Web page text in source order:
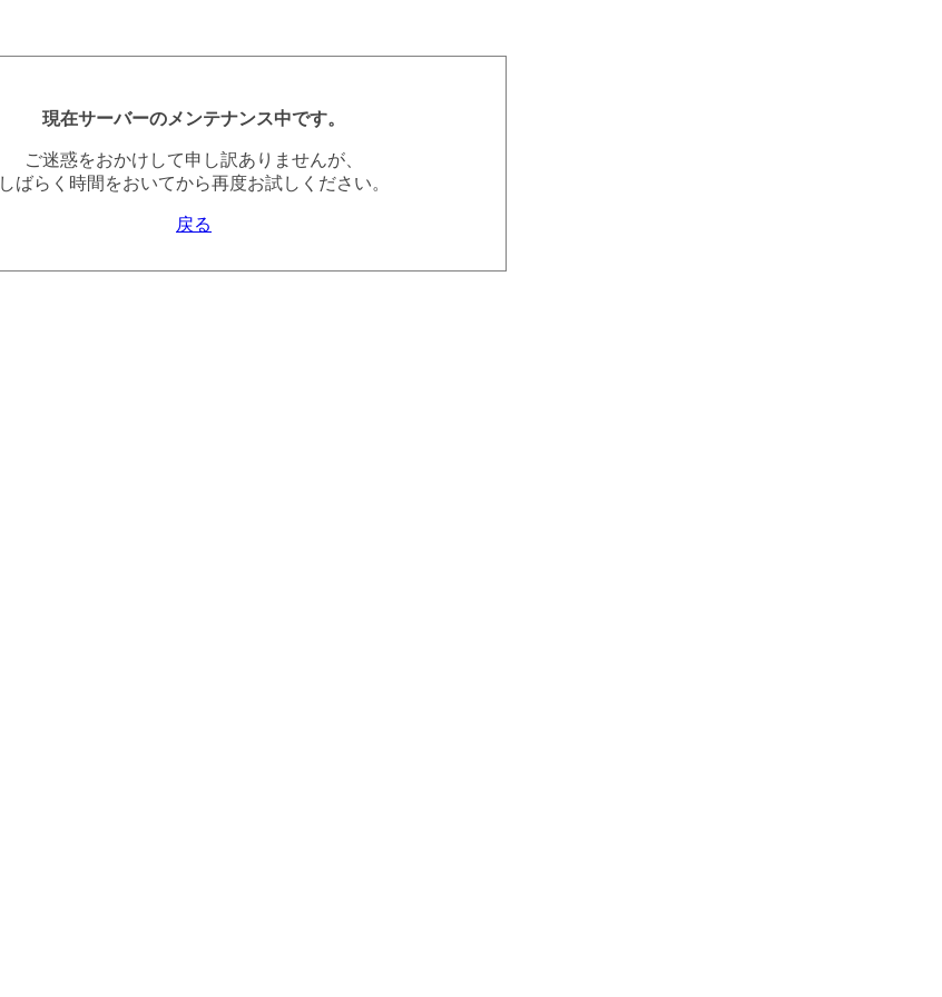
現在サーバーのメンテナンス中です。
ご迷惑をおかけして申し訳ありませんが、
しばらく時間をおいてから再度お試しください。
戻る